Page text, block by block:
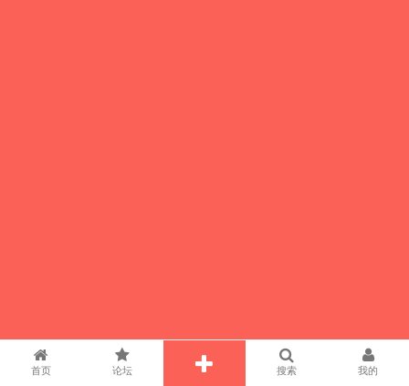
首页 论坛 搜索 我的